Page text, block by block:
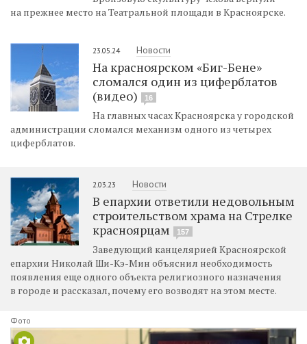
на прежнее место на Театральной площади в Красноярске.
23.05.24 Новости
На красноярском «Биг-Бене»
сломался один из циферблатов
(видео)
16
На главных часах Красноярска у городской
администрации сломался механизм одного из четырех
циферблатов.
2.03.23 Новости
В епархии ответили недовольным
строительством храма на Стрелке
красноярцам
157
Заведующий канцелярией Красноярской
епархии Николай Ши-Кэ-Мин объяснил необходимость
появления еще одного объекта религиозного назначения
в городе и рассказал, почему его возводят на этом месте.
Фото